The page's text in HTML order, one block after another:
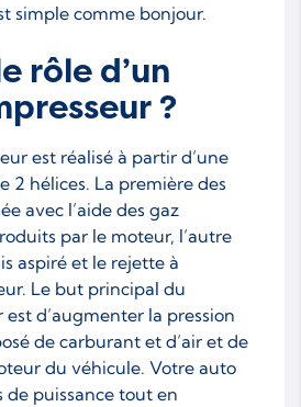
simple comme bonjour.
rôle d’un
?
est réalisé à partir d’une
2 hélices. La première des
avec l’aide des gaz
par le moteur, l’autre
aspiré et le rejette à
Le but principal du
d’augmenter la pression
de carburant et d’air et de
du véhicule. Votre auto
de puissance tout en